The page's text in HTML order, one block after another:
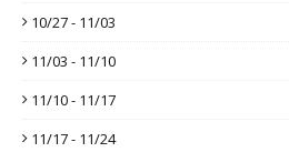
10/27 - 11/03
11/03 - 11/10
11/10 - 11/17
11/17 - 11/24